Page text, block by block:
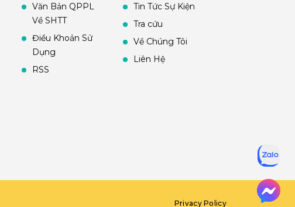
Văn Bản QPPL
Về SHTT
Điều Khoản Sử
Dụng
RSS
Tin Tức Sự Kiện
Tra cứu
Về Chúng Tôi
Liên Hệ
Privacy Policy